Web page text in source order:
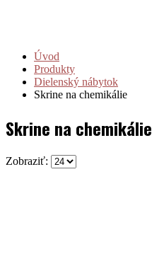
Úvod
Produkty
Dielenský nábytok
Skrine na chemikálie
Skrine na chemikálie
Zobraziť: